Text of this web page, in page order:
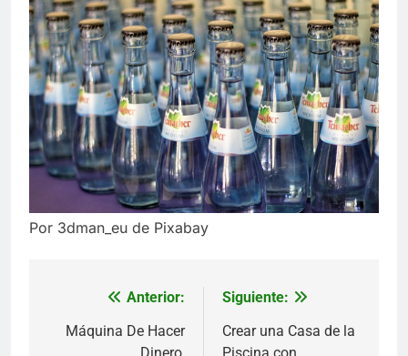
Por 3dman_eu de Pixabay
Navegación
de
Anterior:
Máquina De Hacer
Dinero,
Siguiente:
Crear una Casa de la
Piscina con